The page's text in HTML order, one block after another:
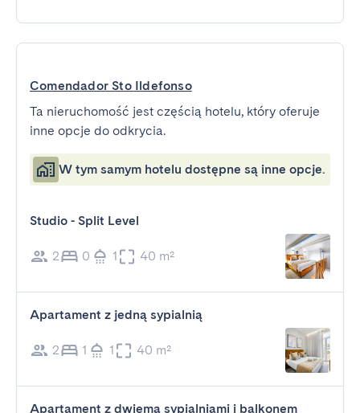
Comendador Sto Ildefonso
Ta nieruchomość jest częścią hotelu, który oferuje
inne opcje do odkrycia.
W tym samym hotelu dostępne są inne opcje.
Studio - Split Level
2 0 1 40 m²
Apartament z jedną sypialnią
2 1 1 40 m²
Apartament z dwiema sypialniami i balkonem